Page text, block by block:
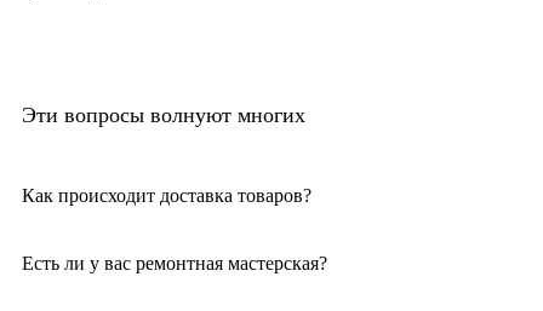
Эти вопросы волнуют многих
Как происходит доставка товаров?
Есть ли у вас ремонтная мастерская?